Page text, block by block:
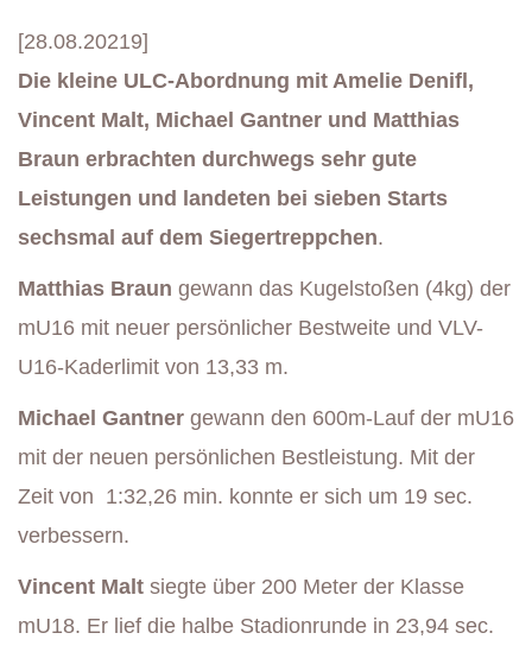
[28.08.20219]
Die kleine ULC-Abordnung mit Amelie Denifl,
Vincent Malt, Michael Gantner und Matthias
Braun erbrachten durchwegs sehr gute
Leistungen und landeten bei sieben Starts
sechsmal auf dem Siegertreppchen.
Matthias Braun gewann das Kugelstoßen (4kg) der
mU16 mit neuer persönlicher Bestweite und VLV-
U16-Kaderlimit von 13,33 m.
Michael Gantner gewann den 600m-Lauf der mU16
mit der neuen persönlichen Bestleistung. Mit der
Zeit von 1:32,26 min. konnte er sich um 19 sec.
verbessern.
Vincent Malt siegte über 200 Meter der Klasse
mU18. Er lief die halbe Stadionrunde in 23,94 sec.